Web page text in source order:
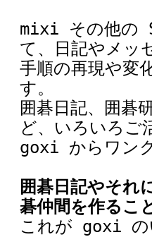
mixi その他の
て、日記やメッ
手順の再現や変
す。
囲碁日記、囲碁
ど、いろいろご
goxi からワン
囲碁日記やそれ
碁仲間を作るこ
これが goxi の